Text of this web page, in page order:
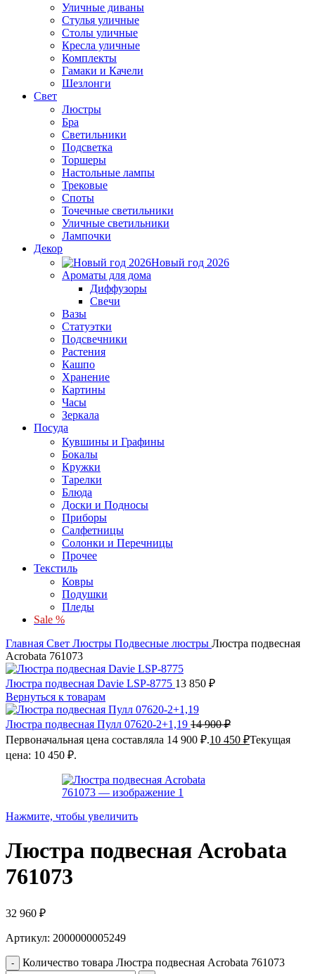
Уличные диваны
Стулья уличные
Столы уличные
Кресла уличные
Комплекты
Гамаки и Качели
Шезлонги
Свет
Люстры
Бра
Светильники
Подсветка
Торшеры
Настольные лампы
Трековые
Споты
Точечные светильники
Уличные светильники
Лампочки
Декор
Новый год 2026
Ароматы для дома
Диффузоры
Свечи
Вазы
Статуэтки
Подсвечники
Растения
Кашпо
Хранение
Картины
Часы
Зеркала
Посуда
Кувшины и Графины
Бокалы
Кружки
Тарелки
Блюда
Доски и Подносы
Приборы
Салфетницы
Солонки и Перечницы
Прочее
Текстиль
Ковры
Подушки
Пледы
Sale %
Главная Свет Люстры Подвесные люстры Люстра подвесная
Acrobata 761073
Люстра подвесная Davie LSP-8775 13 850 ₽
Вернуться к товарам
Люстра подвесная Пулл 07620-2+1,19 14 900₽
Первоначальная цена составляла 14 900 ₽.10 450 ₽Текущая
цена: 10 450 ₽.
Нажмите, чтобы увеличить
Люстра подвесная Acrobata
761073
32 960 ₽
Артикул: 2000000005249
Количество товара Люстра подвесная Acrobata 761073